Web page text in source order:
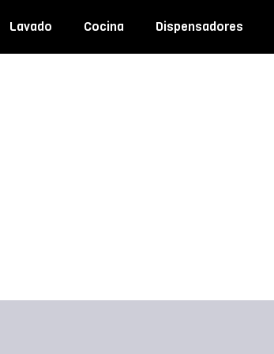
Lavado Cocina Dispensadores